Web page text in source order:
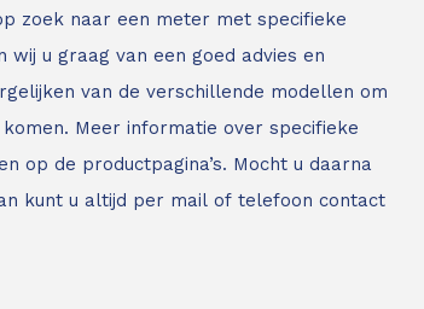
zoek naar een meter met specifieke
wij u graag van een goed advies en
van de verschillende modellen om
Meer informatie over specifieke
op de productpagina’s. Mocht u daarna
kunt u altijd per mail of telefoon contact